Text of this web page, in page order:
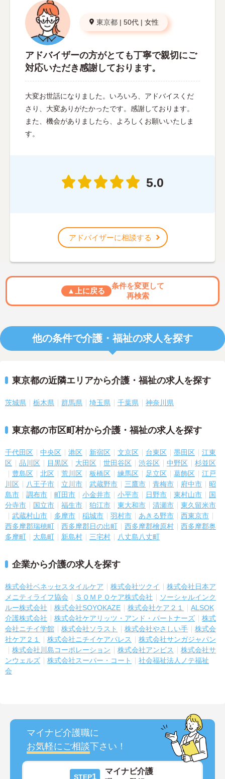
東京都 | 50代 | 女性
アドバイザーの方がとても丁寧で親切にご
対応いただき感謝しております。
大変お世話になりました。いろいろ、アドバイスくだ
さり、大変ありがたかったです。感謝しております。
また、機会がありましたら、よろしくお願いいたしま
す。
5.0
アドバイザーに相談する
▲上に戻る
条件を変更して
再検索
他の条件で介護・福祉の求人を探す
東京都の近隣エリアから介護・福祉の求人を探す
茨城県 栃木県 群馬県 埼玉県 千葉県 神奈川県
東京都の市区町村から介護・福祉の求人を探す
千代田区 中央区 港区 新宿区 文京区 台東区 墨田区
江東
区
品川区 目黒区 大田区 世田谷区 渋谷区 中野区
杉並区
豊島区
北区 荒川区 板橋区 練馬区 足立区 葛飾区
江戸
川区
八王子市 立川市 武蔵野市 三鷹市 青梅市 府中市
昭
島市
調布市 町田市 小金井市 小平市 日野市 東村山市
国
分寺市
国立市 福生市 狛江市 東大和市 清瀬市
東久留米市
武蔵村山市
多摩市 稲城市 羽村市 あきる野市
西東京市
西多摩郡瑞穂町
西多摩郡日の出町 西多摩郡檜原村
西多摩郡奥
多摩町
大島町 新島村 三宅村 八丈島八丈町
企業から介護の求人を探す
株式会社ベネッセスタイルケア 株式会社ツクイ
株式会社日本ア
メニティライフ協会
ＳＯＭＰＯケア株式会社
ソーシャルインク
ルー株式会社
株式会社SOYOKAZE 株式会社ケア２１
ALSOK
介護株式会社
株式会社ケアリッツ・アンド・パートナーズ
株式
会社ニチイ学館
株式会社ソラスト 株式会社やさしい手
株式会
社ケア２１
株式会社ニチイケアパレス
株式会社サンガジャパン
株式会社川島コーポレーション
株式会社アンビス
株式会社サ
ンウェルズ
株式会社スーパー・コート
社会福祉法人ノテ福祉
会
マイナビ介護職に
お気軽にご相談下さい！
STEP1
マイナビ介護